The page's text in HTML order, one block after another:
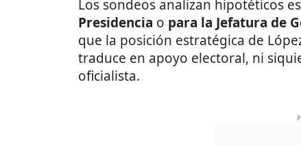
Los sondeos analizan hipotéticos
Presidencia o para la Jefatura de
que la posición estratégica de
traduce en apoyo electoral, ni
oficialista.